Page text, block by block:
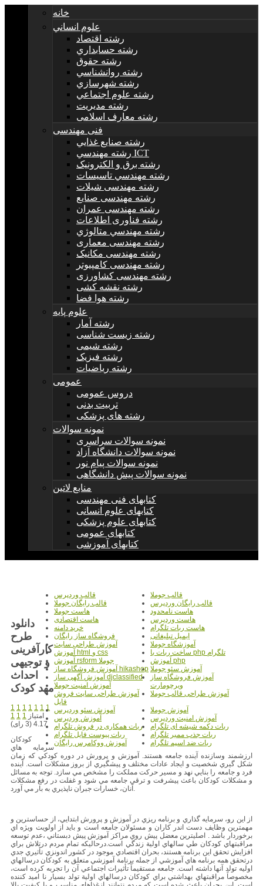
خانه
علوم انساني
رشته اقتصاد
رشته حسابداري
رشته حقوق
رشته روانشناسي
رشته شهرسازي
رشته علوم اجتماعي
رشته مديريت
رشته معارف اسلامی
فنی مهندسی
رشته صنايع غذايي
رشته مهندسي ICT
رشته برق و الکترونيک
رشته مهندسي تاسيسات
رشته مهندسی شیلات
رشته مهندسی صنایع
رشته مهندسی عمران
رشته فناوری اطلاعات
رشته مهندسي متالوژي
رشته مهندسی معماری
رشته مهندسی مکانیک
رشته مهندسی کامپیوتر
رشته مهندسی کشاورزی
رشته نقشه کشی
رشته هوا فضا
علوم پایه
رشته آمار
رشته زیست شناسی
رشته شیمی
رشته فیزیک
رشته ریاضیات
عمومی
دروس عمومی
تربیت بدنی
رشته های پزشکی
نمونه سوالات
نمونه سوالات سراسری
نمونه سوالات دانشگاه آزاد
نمونه سوالات پیام نور
نمونه سوالات پیش دانشگاهی
منابع لاتین
کتابهای فنی مهندسی
کتابهای علوم انسانی
کتابهای علوم پزشکی
کتابهای عمومی
کتابهای آموزشی
قالب جوملا
قالب وردپرس
قالب رایگان وردپرس
قالب رایگان جوملا
هاست نامحدود
هاست جوملا
هاست وردپرس
هاست اقتصادی
هاست ربات تلگرام
خرید دامنه
ایمیل تبلیغاتی
فروشگاه ساز رایگان
آموزشگاه جوملا
آموزش طراحی سایت
ساخت ربات با php تلگرام
آموزش html و css
آموزش php
آموزش rsform جوملا
آموزش سئو جوملا آموزش فروشگاه ساز hikashop
آموزش فروشگاه ساز
ویرچومارت
آموزش آگهی ساز djclassified
آموزش امنیت جوملا
آموزش طراحی قالب جوملا
آموزش طراحی سایت فروش
فایل
آموزش جوملا
آموزش سئو وردپرس
آموزش امنیت وردپرس
آموزش وردپرس
ربات دکمه شیشه ای تلگرام
ربات همکاری در فروش تلگرام
ربات جذب ممبر تلگرام
ربات پیوست فایل تلگرام
ربات ضد اسپم تلگرام
آموزش ووکامرس رایگان
دانلود
طرح
کارآفرینی
و توجیهی
احداث
مهد کودک
1 1 1 1 1 1 1
1 1 1 امتیاز
4.17 (3 رای)
كودكان
سرمايه هاي
ارزشمند وسازنده آينده جامعه هستند. آموزش و پرورش در دوره كودكي كه زمان
شكل گيري شخصيت و ايجاد عادات مختلف و پيشگيري از بروز مشكلات است. آينده
فرد و جامعه را بنايي نهد و مسير حركت مملكت را مشخص مي سازد. توجه به مسائل
و مشكلات كودكان باعث پيشرفت و ترقي جامعه مي شود و غفلت در رفع مشكلات
آنان، خسارات جبران ناپذيري به بار مي آورد.
از اين رو، سرمايه گذاري و برنامه ريزي در آموزش و پرورش ابتدايي، از حساسترين و
مهمترين وظايف دست اندر كاران و مسئولان جامعه است و بايد از اولويت ويژه اي
برخوردار باشد . اصليترين معضل پيش روي مراکز آموزش پيش دبستاني ،عدم توسعه
مراقبتهاي كودكان طي سالهاي اولية زندگي است.درحاليكه تمام مردم درتلاش براي
افزايش تحقق اين برنامه هستند، بحران اقتصادي موجود در كشور اندونزي تأثيري جدي
درتحقق همه برنامه هاي آموزشي از جمله برنامة آموزشي متعلق به كودكان درسالهاي
اوليه تولد آنها داشته است. جامعه مستقيماً تأثيرات اجتماعي آن را تجربه كرده است،
مخصوصاً مراقبتهاي بهداشتي براي كودكان درسالهاي اولية تولد بسيار نا اميد كننده